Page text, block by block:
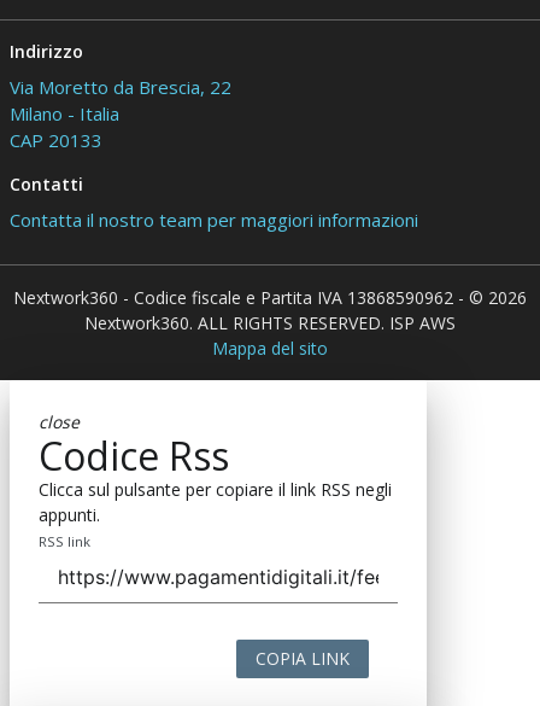
Indirizzo
Via Moretto da Brescia, 22
Milano - Italia
CAP 20133
Contatti
Contatta il nostro team per maggiori informazioni
Nextwork360 - Codice fiscale e Partita IVA 13868590962 - © 2026
Nextwork360. ALL RIGHTS RESERVED. ISP AWS
Mappa del sito
close
Codice Rss
Clicca sul pulsante per copiare il link RSS negli
appunti.
RSS link
COPIA LINK